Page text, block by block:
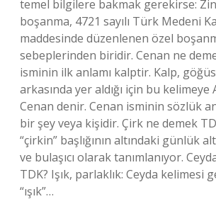
temel bilgilere bakmak gerekirse:
boşanma, 4721 sayılı Türk Medeni
maddesinde düzenlenen özel
sebeplerinden biridir. Cenan ne
isminin ilk anlamı kalptir. Kalp,
arkasında yer aldığı için bu kelimeye
Cenan denir. Cenan isminin sözlük
bir şey veya kişidir. Çirk ne demek
“çirkin” başlığının altındaki günlük
ve bulaşıcı olarak tanımlanıyor.
TDK? Işık, parlaklık: Ceyda kelimesi
“ışık”…